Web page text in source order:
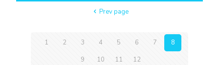
Prev page
1 2 3 4 5 6 7
8
9
10 11 12